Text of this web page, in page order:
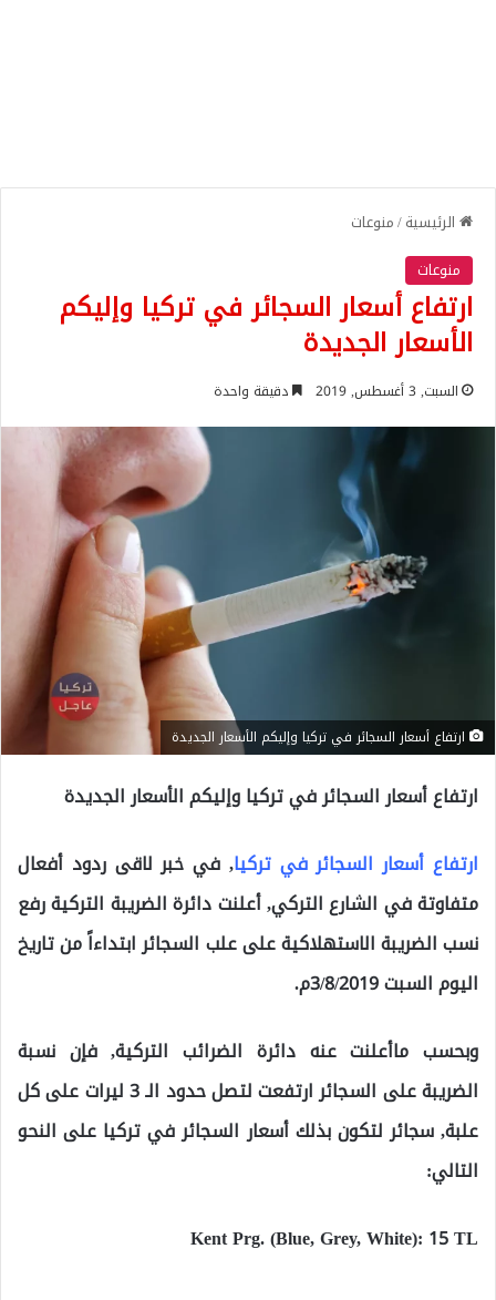
الرئيسية/منوعات
منوعات
ارتفاع أسعار السجائر في تركيا وإليكم
الأسعار الجديدة
السبت, 3 أغسطس, 2019 دقيقة واحدة
ارتفاع أسعار السجائر في تركيا وإليكم الأسعار الجديدة
ارتفاع أسعار السجائر في تركيا وإليكم الأسعار الجديدة
ارتفاع أسعار السجائر في تركيا, في خبر لاقى ردود أفعال
متفاوتة في الشارع التركي, أعلنت دائرة الضريبة التركية رفع
نسب الضريبة الاستهلاكية على علب السجائر ابتداءاً من تاريخ
اليوم السبت 3/8/2019م.
وبحسب ماأعلنت عنه دائرة الضرائب التركية, فإن نسبة
الضريبة على السجائر ارتفعت لتصل حدود الـ 3 ليرات على كل
علبة, سجائر لتكون بذلك أسعار السجائر في تركيا على النحو
التالي:
Kent Prg. (Blue, Grey, White): 15 TL